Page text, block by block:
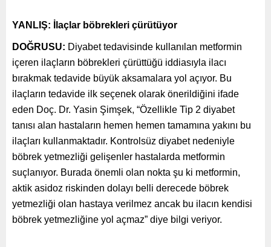
YANLIŞ: İlaçlar böbrekleri çürütüyor
DOĞRUSU: Diyabet tedavisinde kullanılan metformin
içeren ilaçların böbrekleri çürüttüğü iddiasıyla ilacı
bırakmak tedavide büyük aksamalara yol açıyor. Bu
ilaçların tedavide ilk seçenek olarak önerildiğini ifade
eden Doç. Dr. Yasin Şimşek, “Özellikle Tip 2 diyabet
tanısı alan hastaların hemen hemen tamamına yakını bu
ilaçları kullanmaktadır. Kontrolsüz diyabet nedeniyle
böbrek yetmezliği gelişenler hastalarda metformin
suçlanıyor. Burada önemli olan nokta şu ki metformin,
aktik asidoz riskinden dolayı belli derecede böbrek
yetmezliği olan hastaya verilmez ancak bu ilacın kendisi
böbrek yetmezliğine yol açmaz” diye bilgi veriyor.